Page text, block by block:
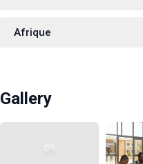
Afrique
Gallery